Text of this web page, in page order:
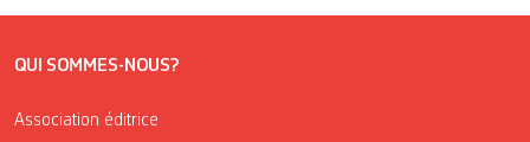
QUI SOMMES-NOUS?
Association éditrice